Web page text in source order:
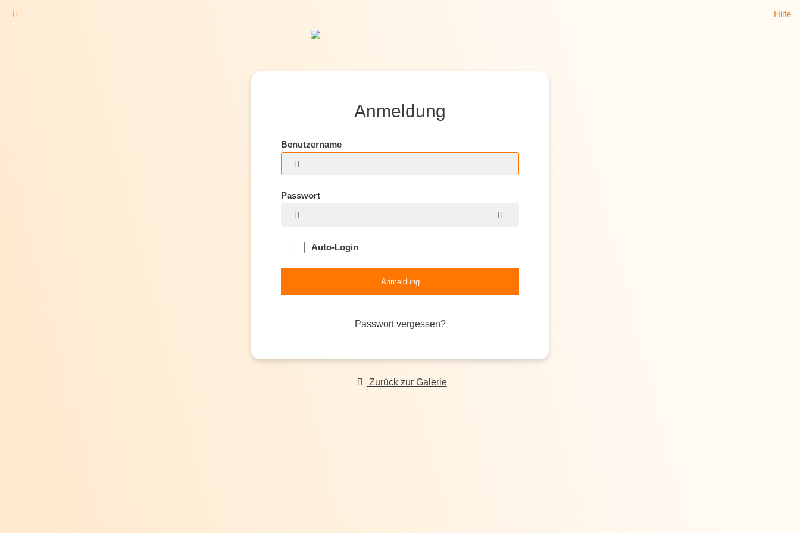
Hilfe
Anmeldung
Benutzername
Passwort
Auto-Login
Passwort vergessen?
Zurück zur Galerie